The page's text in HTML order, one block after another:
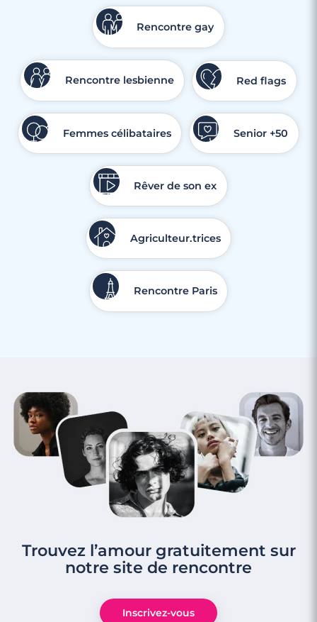
Rencontre gay
Rencontre lesbienne Red flags
Femmes célibataires Senior +50
Rêver de son ex
Agriculteur.trices
Rencontre Paris
Trouvez l’amour gratuitement sur
notre site de rencontre
Inscrivez-vous